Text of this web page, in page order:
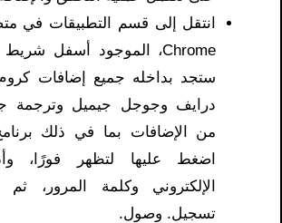
ستجد بداخله جميع إضافات
درايف وجوجل جيميل وترجمة
من الإضافات بما في ذلك
اضغط عليها لتظهر فورًا،
الإلكتروني وكلمة المرور،
تسجيل. وصول.